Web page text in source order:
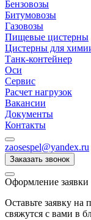
Бензовозы
Битумовозы
Газовозы
Пищевые цистерны
Цистерны для
Танк-контейнер
Оси
Сервис
Расчет нагрузок
Вакансии
Документы
Контакты
zaosespel@yandex.ru
Заказать звонок
Оформление заявки
Оставьте заявку
свяжутся с вами в